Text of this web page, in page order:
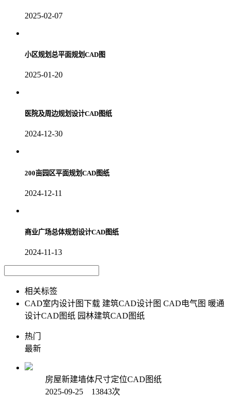
2025-02-07
小区规划总平面规划CAD图
2025-01-20
医院及周边规划设计CAD图纸
2024-12-30
200亩园区平面规划CAD图纸
2024-12-11
商业广场总体规划设计CAD图纸
2024-11-13
相关标签
CAD室内设计图下载 建筑CAD设计图 CAD电气图 暖通
设计CAD图纸 园林建筑CAD图纸
热门
最新
房屋新建墙体尺寸定位CAD图纸
2025-09-25 13843次